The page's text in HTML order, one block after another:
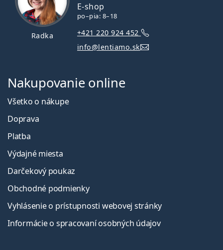
Radka
E-shop
po–pia: 8–18
+421 220 924 452
info@lentiamo.sk
Nakupovanie online
Všetko o nákupe
Doprava
Platba
Výdajné miesta
Darčekový poukaz
Obchodné podmienky
Vyhlásenie o prístupnosti webovej stránky
Informácie o spracovaní osobných údajov